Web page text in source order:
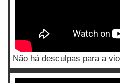
Não há desculpas para a